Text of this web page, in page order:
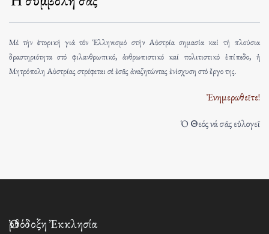
Μέ τήν ἱστορική γιά τόν Ἑλληνισμό στήν Αὐστρία σημασία καί τή πλούσια
δραστηριότητα στό φιλανθρωπικό, ἀνθρωπιστικό καί πολιτιστικό ἐπίπεδο, ἡ
Μητρόπολη Αὐστρίας στρέφεται σέ ἐσᾶς ἀναζητώντας ἐνίσχυση στό ἔργο της.
Ἐνημερωθεῖτε!
Ὁ Θεός νά σᾶς εὐλογεῖ
Ὀρθόδοξη Ἐκκλησία